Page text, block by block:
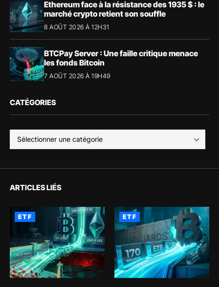
Ethereum face à la résistance des 1935 $ : le
marché crypto retient son souffle
8 AOÛT 2026 À 12H31
BTCPay Server : Une faille critique menace
les fonds Bitcoin
7 AOÛT 2026 À 19H49
CATÉGORIES
ARTICLES LIÉS
ETF ETF